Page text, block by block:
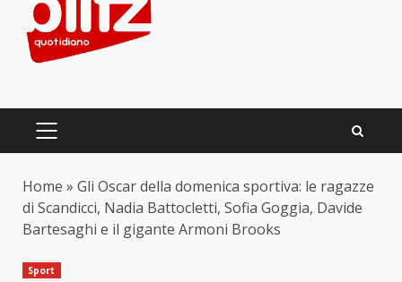
PRIMARY
Home » Gli Oscar della domenica sportiva: le ragazze
di Scandicci, Nadia Battocletti, Sofia Goggia, Davide
Bartesaghi e il gigante Armoni Brooks
Sport